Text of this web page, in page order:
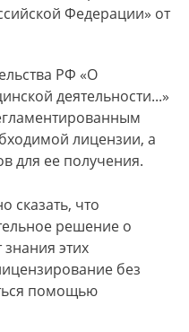
Федерации» от
РФ «О
деятельности...»
лицензии, а
для ее получения.
сказать, что
решение о
этих
без
помощью